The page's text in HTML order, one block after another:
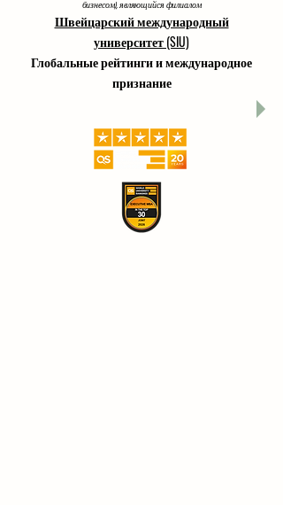
бизнесом), являющийся филиалом
Швейцарский международный
университет (SIU)
Глобальные рейтинги и международное
признание